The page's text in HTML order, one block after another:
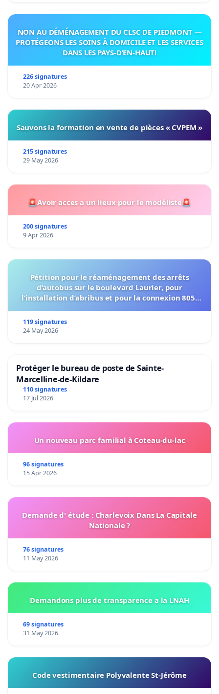
NON AU DÉMÉNAGEMENT DU CLSC DE PIEDMONT —
PROTÉGEONS LES SOINS À DOMICILE ET LES SERVICES
DANS LES PAYS-D’EN-HAUT!
226 signatures
20 Apr 2026
Sauvons la formation en vente de pièces « CVPEM »
215 signatures
29 May 2026
🚨Avoir acces a un lieux pour le modéliste🚨
200 signatures
9 Apr 2026
Pétition pour le réaménagement des arrêts
d’autobus sur le boulevard Laurier, pour
l’installation d’abribus et pour la connexion 805-
119 signatures
24 May 2026
Protéger le bureau de poste de Sainte-
Marcelline-de-Kildare
110 signatures
17 Jul 2026
Un nouveau parc familial à Coteau-du-lac
96 signatures
15 Apr 2026
Demande d' étude : Charlevoix Dans La Capitale
Nationale ?
76 signatures
11 May 2026
Demandons plus de transparence a la LNAH
69 signatures
31 May 2026
Code vestimentaire Polyvalente St-Jérôme